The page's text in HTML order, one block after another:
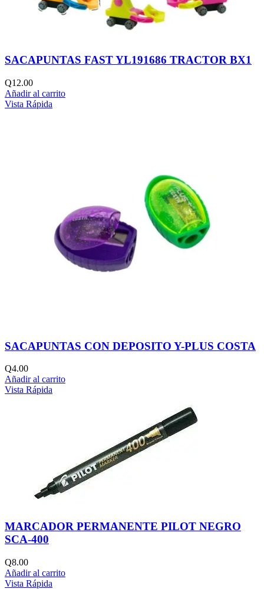
SACAPUNTAS FAST YL191686 TRACTOR BX1
Q12.00
Añadir al carrito
Vista Rápida
SACAPUNTAS CON DEPOSITO Y-PLUS COSTA
Q4.00
Añadir al carrito
Vista Rápida
MARCADOR PERMANENTE PILOT NEGRO
SCA-400
Q8.00
Añadir al carrito
Vista Rápida